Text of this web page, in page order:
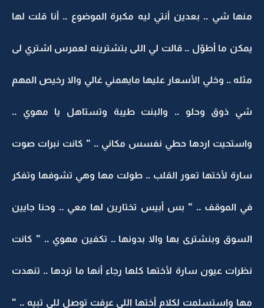
منها شي .. بعدين أنتي ليه مكبرة الموضوع .. أنا قلت لها
يمكن ما أطوّل .. قالت لي اللى بتشترينه لعمرس اشتري لى
مثله .. وخلي الأسعار عليها مايهمني غالي والا رخيص المهم
شي ذوق وحلو .. والبنت طيبة وتستاهل يا مهوي ..
واستحيت اردها حطي نفسس مكاني .. " كانت نبرات صوت
سارة لأختها تعور القلب .. طولت مها وهي تشوفها وتفكر
في الموقف .. " بس أبيس تختارين لها معي .. وحنا جايين
السوق وبنشترى بها والا بدونها .. تكفين مهوي .. " كانت
نظرات عيون سارة لأختها كلها رجاء أنها ما تردها .. تنهدت
مها واستسلمت لكلام أختها اللي عرفت توصل للي تبيه .. "